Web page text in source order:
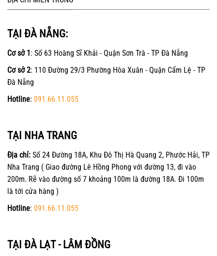
TẠI ĐÀ NẴNG:
Cơ sở 1: Số 63 Hoàng Sĩ Khải - Quận Sơn Trà - TP Đà Nẵng
Cơ sở 2: 110 Đường 29/3 Phường Hòa Xuân - Quận Cẩm Lệ - TP
Đà Nẵng
Hotline: 091.66.11.055
TẠI NHA TRANG
Địa chỉ: Số 24 Đường 18A, Khu Đô Thị Hà Quang 2, Phước Hải, TP
Nha Trang ( Giao đường Lê Hồng Phong với đường 13, đi vào
200m. Rẽ vào đường số 7 khoảng 100m là đường 18A. Đi 100m
là tới cửa hàng )
Hotline: 091.66.11.055
TẠI ĐÀ LẠT - LÂM ĐỒNG